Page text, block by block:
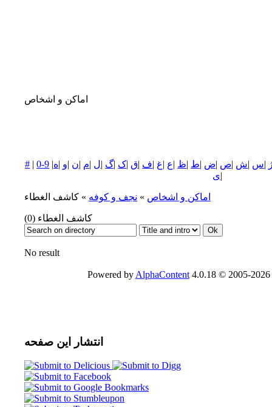
اماکن و اشخاص
# |0-9 | |س |ش |ص |ض |ط |ظ |ع |غ |ف |ق |ک |گ |ل |م |ن |و |ه
|ی
اماکن و اشخاص » نجف و كوفه » كاشف الغطاء
كاشف الغطاء (0)
No result
Powered by AlphaContent4.0.18 © 2005-2026
انتشار این صفحه